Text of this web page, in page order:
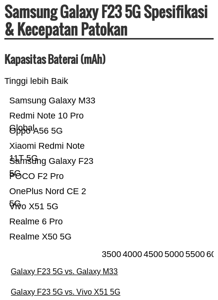
Samsung Galaxy F23 5G Spesifikasi
& Kecepatan Patokan
Kapasitas Baterai (mAh)
Tinggi lebih Baik
Realme X50 5G
Realme 6 Pro
Vivo X51 5G
OnePlus Nord CE 2
5G
POCO F2 Pro
Samsung Galaxy F23
5G
Xiaomi Redmi Note
11T 5G
Oppo A56 5G
Redmi Note 10 Pro
Global
Samsung Galaxy M33
35004000450050005500
Galaxy F23 5G vs. Galaxy M33
Galaxy F23 5G vs. Vivo X51 5G